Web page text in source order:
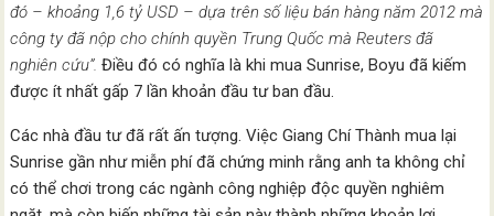
đó – khoảng 1,6 tỷ USD – dựa trên số liệu bán hàng năm 2012 mà
công ty đã nộp cho chính quyền Trung Quốc mà Reuters đã
nghiên cứu”.Điều đó có nghĩa là khi mua Sunrise, Boyu đã kiếm
được ít nhất gấp 7 lần khoản đầu tư ban đầu.
Các nhà đầu tư đã rất ấn tượng. Việc Giang Chí Thành mua lại
Sunrise gần như miễn phí đã chứng minh rằng anh ta không chỉ
có thể chơi trong các ngành công nghiệp độc quyền nghiêm